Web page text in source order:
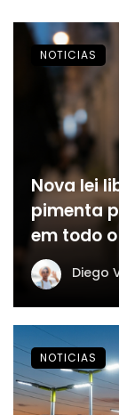
Nova lei
pimenta
em todo
Diego
NOTICIAS
NOTICIAS